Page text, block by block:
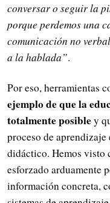
conversar o seguir la
porque perdemos una
comunicación no
a la hablada”.
Por eso, herramientas
ejemplo de que la
totalmente posibley
proceso de
didáctico. Hemos visto
esforzado arduamente
información concreta,